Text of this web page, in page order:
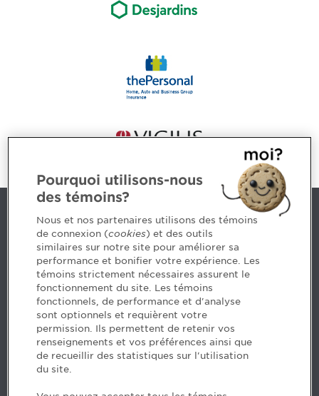
Contact us
5, Place Ville Marie, bureau 800, Montréal (Québec)
H3B 2G2
www.cpaquebec.ca
Questions? Ask our team >
Want to make the Order a part of your career? See
our job offers >
Pourquoi utilisons-nous
des témoins?
Nous et nos partenaires utilisons des témoins
de connexion (cookies) et des outils
similaires sur notre site pour améliorer sa
performance et bonifier votre expérience. Les
témoins strictement nécessaires assurent le
fonctionnement du site. Les témoins
fonctionnels, de performance et d'analyse
sont optionnels et requièrent votre
permission. Ils permettent de retenir vos
renseignements et vos préférences ainsi que
de recueillir des statistiques sur l'utilisation
du site.